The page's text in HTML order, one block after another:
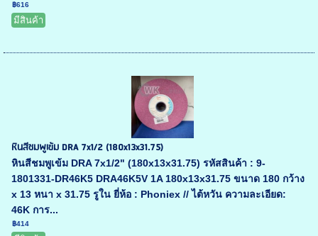
฿616
มีสินค้า
หินสีชมพูเข้ม DRA 7x1/2 (180x13x31.75)
หินสีชมพูเข้ม DRA 7x1/2" (180x13x31.75) รหัสสินค้า : 9-
1801331-DR46K5 DRA46K5V 1A 180x13x31.75 ขนาด 180 กว้าง
x 13 หนา x 31.75 รูใน ยี่ห้อ : Phoniex // ไต้หวัน ความละเอียด:
46K การ...
฿414